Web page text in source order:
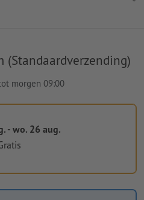
(Standaardverzending)
morgen 09:00
- wo. 26 aug.